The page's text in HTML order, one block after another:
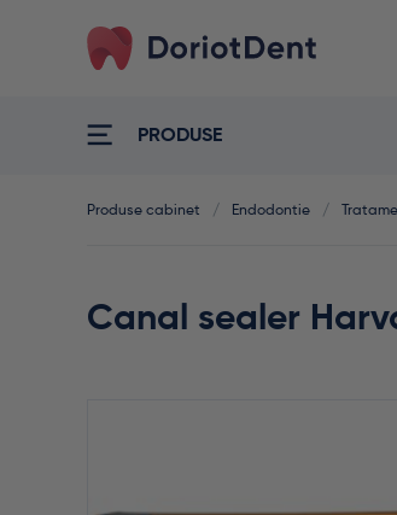
PRODUSE
Produse cabinet / Endodontie /
Canal sealer